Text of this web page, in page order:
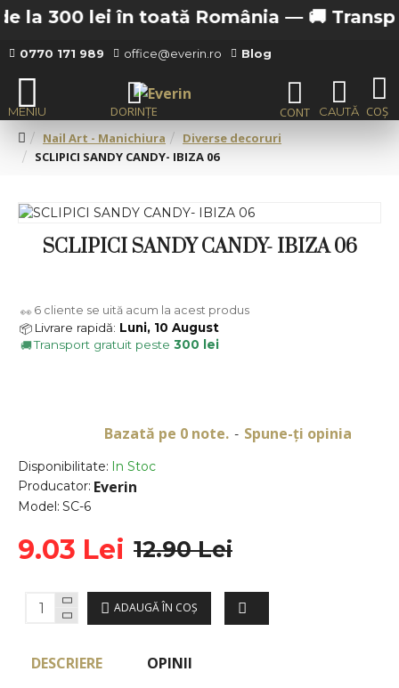
300 lei în toată România — 🚚
0770 171 989 office@everin.ro Blog
Nail Art - Manichiura
Diverse decoruri
SCLIPICI SANDY CANDY- IBIZA 06
SCLIPICI SANDY CANDY- IBIZA 06
Disponibilitate: In Stoc
Producator: Everin
Model: SC-6
Bazată pe 0 note. - Spune-ţi opinia
9.03 Lei 12.90 Lei
ADAUGĂ ÎN COŞ
👀 6 cliente se uită acum la acest produs
📦 Livrare rapidă: Luni, 10 August
🚚Transport gratuit peste 300 lei
DESCRIERE OPINII